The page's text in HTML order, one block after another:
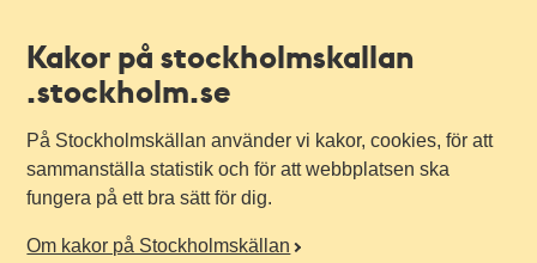
Kakor på stockholmskallan
.stockholm.se
På Stockholmskällan använder vi kakor, cookies, för att
sammanställa statistik och för att webbplatsen ska
fungera på ett bra sätt för dig.
Om kakor på Stockholmskällan